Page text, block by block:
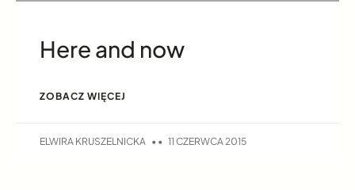
Here and now
ZOBACZ WIĘCEJ
ELWIRA KRUSZELNICKA 11 CZERWCA 2015